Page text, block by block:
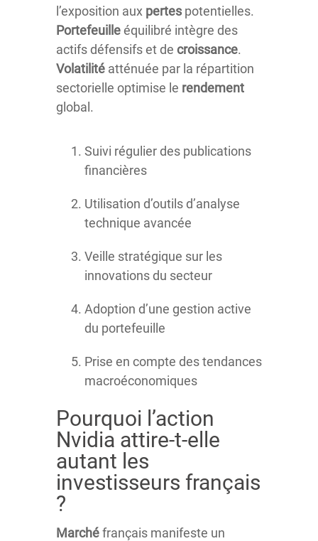
l’exposition aux pertes potentielles.
Portefeuilleéquilibré intègre des
actifs défensifs et de croissance.
Volatilité atténuée par la répartition
sectorielle optimise le rendement
global.
Suivi régulier des publications
financières
Utilisation d’outils d’analyse
technique avancée
Veille stratégique sur les
innovations du secteur
Adoption d’une gestion active
du portefeuille
Prise en compte des tendances
macroéconomiques
Pourquoi l’action
Nvidia attire-t-elle
autant les
investisseurs français
?
Marchéfrançais manifeste un